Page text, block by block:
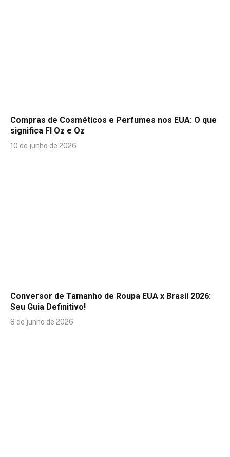
Compras de Cosméticos e Perfumes nos EUA: O que
significa Fl Oz e Oz
10 de junho de 2026
Conversor de Tamanho de Roupa EUA x Brasil 2026:
Seu Guia Definitivo!
8 de junho de 2026